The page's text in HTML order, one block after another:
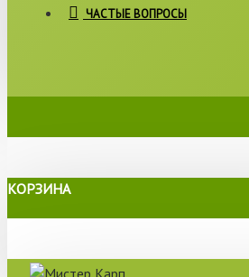
ЧАСТЫЕ ВОПРОСЫ
КОРЗИНА